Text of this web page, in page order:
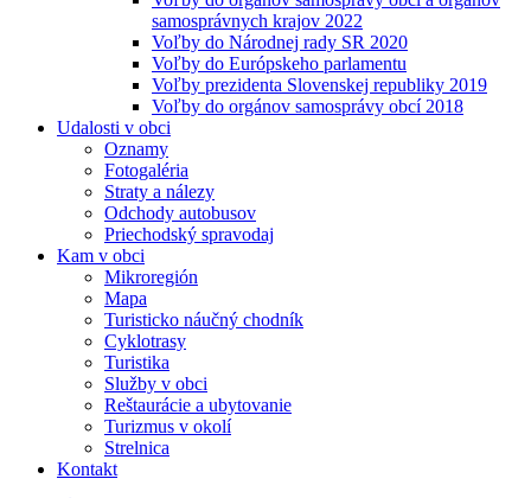
samosprávnych krajov 2022
Voľby do Národnej rady SR 2020
Voľby do Európskeho parlamentu
Voľby prezidenta Slovenskej republiky 2019
Voľby do orgánov samosprávy obcí 2018
Udalosti v obci
Oznamy
Fotogaléria
Straty a nálezy
Odchody autobusov
Priechodský spravodaj
Kam v obci
Mikroregión
Mapa
Turisticko náučný chodník
Cyklotrasy
Turistika
Služby v obci
Reštaurácie a ubytovanie
Turizmus v okolí
Strelnica
Kontakt